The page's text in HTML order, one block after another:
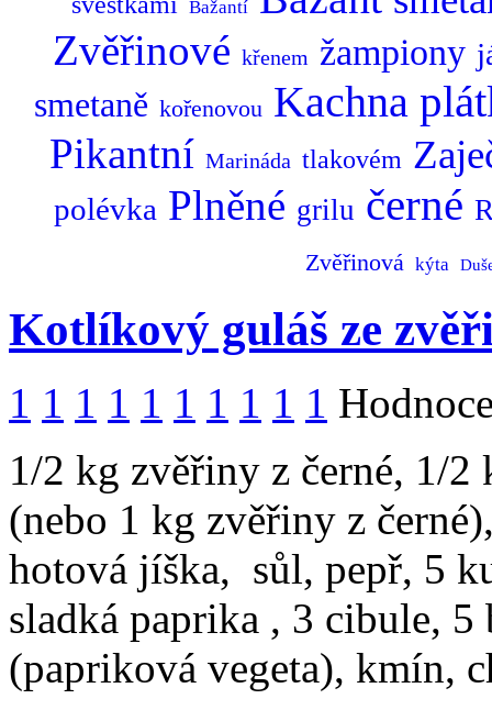
Bažantí
Zvěřinové křenem žampiony
smetaně kořenovou Kachna
Pikantní Marináda tlakovém
polévka Plněné grilu černé
Zvěřinová kýta
Kotlíkový guláš ze
1 1 1 1 1 1 1 1 1 1
1/2 kg zvěřiny z černé, 1/2
(nebo 1 kg zvěřiny z
hotová jíška, sůl, pepř, 5
sladká paprika , 3 cibule, 5
(papriková vegeta), kmín,